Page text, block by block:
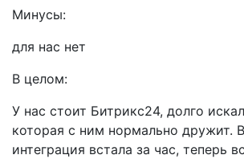
Минусы:
для нас нет
В целом:
У нас стоит Битрикс24, долго
которая с ним нормально дружит.
интеграция встала за час, теперь